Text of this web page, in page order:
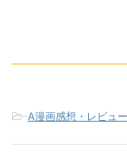
-A漫画感想・レビュ